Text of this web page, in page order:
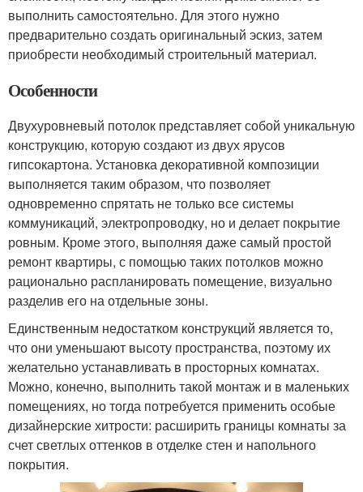
выполнить самостоятельно. Для этого нужно
предварительно создать оригинальный эскиз, затем
приобрести необходимый строительный материал.
Особенности
Двухуровневый потолок представляет собой уникальную
конструкцию, которую создают из двух ярусов
гипсокартона. Установка декоративной композиции
выполняется таким образом, что позволяет
одновременно спрятать не только все системы
коммуникаций, электропроводку, но и делает покрытие
ровным. Кроме этого, выполняя даже самый простой
ремонт квартиры, с помощью таких потолков можно
рационально распланировать помещение, визуально
разделив его на отдельные зоны.
Единственным недостатком конструкций является то,
что они уменьшают высоту пространства, поэтому их
желательно устанавливать в просторных комнатах.
Можно, конечно, выполнить такой монтаж и в маленьких
помещениях, но тогда потребуется применить особые
дизайнерские хитрости: расширить границы комнаты за
счет светлых оттенков в отделке стен и напольного
покрытия.